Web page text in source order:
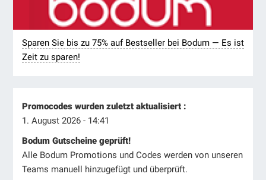
Sparen Sie bis zu 75% auf Bestseller bei Bodum — Es ist
Zeit zu sparen!
Promocodes wurden zuletzt aktualisiert :
1. August 2026 - 14:41
Bodum Gutscheine geprüft!
Alle Bodum Promotions und Codes werden von unseren
Teams manuell hinzugefügt und überprüft.